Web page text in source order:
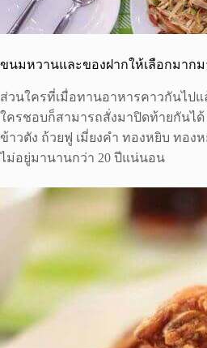
ขนมหวานและของฝากให้เลือกมากม
ส่วนใครที่เมื่อทานอาหารคาวกันไป
ใครชอบก็สามารถสั่งมาปิดท้ายกันไ
ข้าวตัง ถ้วยฟู เมี่ยงคำ ทองหยิบ ทอง
ไม่อยู่มานานกว่า 20 ปีแน่นอน